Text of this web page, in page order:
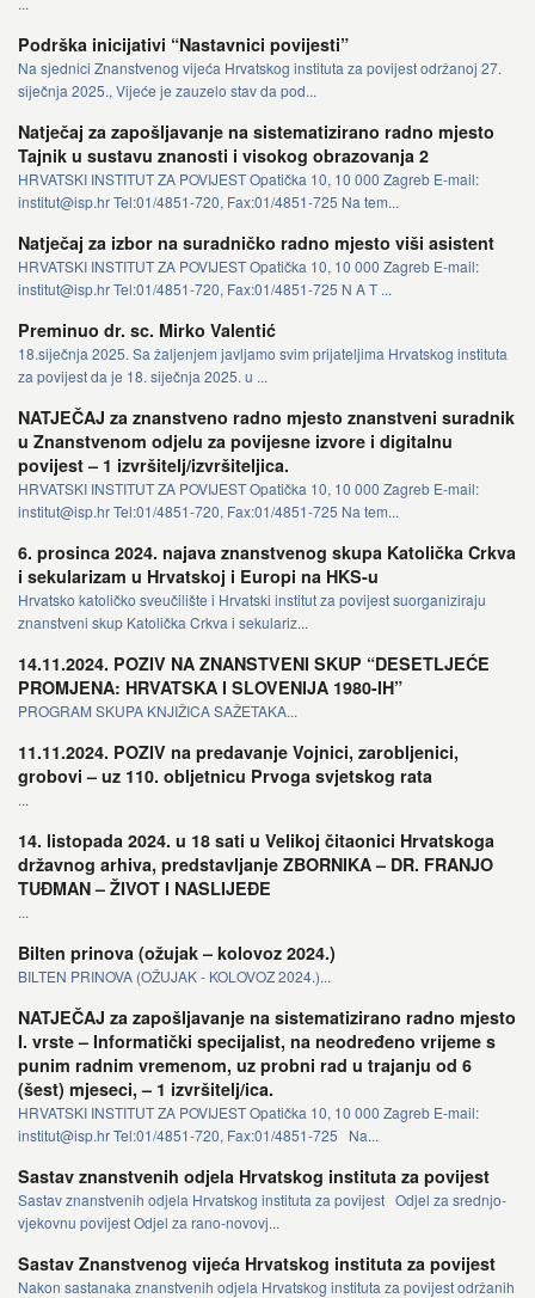
Podrška inicijativi “Nastavnici povijesti”
Na sjednici Znanstvenog vijeća Hrvatskog instituta za povijest održanoj 27.
siječnja 2025., Vijeće je zauzelo stav da pod...
Natječaj za zapošljavanje na sistematizirano radno mjesto
Tajnik u sustavu znanosti i visokog obrazovanja 2
HRVATSKI INSTITUT ZA POVIJEST Opatička 10, 10 000 Zagreb E-mail:
institut@isp.hr Tel:01/4851-720, Fax:01/4851-725 Na tem...
Natječaj za izbor na suradničko radno mjesto viši asistent
HRVATSKI INSTITUT ZA POVIJEST Opatička 10, 10 000 Zagreb E-mail:
institut@isp.hr Tel:01/4851-720, Fax:01/4851-725 N A T ...
Preminuo dr. sc. Mirko Valentić
18.siječnja 2025. Sa žaljenjem javljamo svim prijateljima Hrvatskog instituta
za povijest da je 18. siječnja 2025. u ...
NATJEČAJ za znanstveno radno mjesto znanstveni suradnik
u Znanstvenom odjelu za povijesne izvore i digitalnu
povijest – 1 izvršitelj/izvršiteljica.
HRVATSKI INSTITUT ZA POVIJEST Opatička 10, 10 000 Zagreb E-mail:
institut@isp.hr Tel:01/4851-720, Fax:01/4851-725 Na tem...
6. prosinca 2024. najava znanstvenog skupa Katolička Crkva
i sekularizam u Hrvatskoj i Europi na HKS-u
Hrvatsko katoličko sveučilište i Hrvatski institut za povijest suorganiziraju
znanstveni skup Katolička Crkva i sekulariz...
14.11.2024. POZIV NA ZNANSTVENI SKUP “DESETLJEĆE
PROMJENA: HRVATSKA I SLOVENIJA 1980-IH”
PROGRAM SKUPA KNJIŽICA SAŽETAKA...
11.11.2024. POZIV na predavanje Vojnici, zarobljenici,
grobovi – uz 110. obljetnicu Prvoga svjetskog rata
...
14. listopada 2024. u 18 sati u Velikoj čitaonici Hrvatskoga
državnog arhiva, predstavljanje ZBORNIKA – DR. FRANJO
TUĐMAN – ŽIVOT I NASLIJEĐE
...
Bilten prinova (ožujak – kolovoz 2024.)
BILTEN PRINOVA (OŽUJAK - KOLOVOZ 2024.)...
NATJEČAJ za zapošljavanje na sistematizirano radno mjesto
I. vrste – Informatički specijalist, na neodređeno vrijeme s
punim radnim vremenom, uz probni rad u trajanju od 6
(šest) mjeseci, – 1 izvršitelj/ica.
HRVATSKI INSTITUT ZA POVIJEST Opatička 10, 10 000 Zagreb E-mail:
institut@isp.hr Tel:01/4851-720, Fax:01/4851-725 Na...
Sastav znanstvenih odjela Hrvatskog instituta za povijest
Sastav znanstvenih odjela Hrvatskog instituta za povijest Odjel za srednjo-
vjekovnu povijest Odjel za rano-novovj...
Sastav Znanstvenog vijeća Hrvatskog instituta za povijest
Nakon sastanaka znanstvenih odjela Hrvatskog instituta za povijest održanih